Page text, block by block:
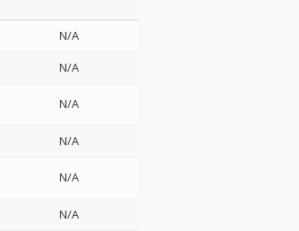
N/A
N/A
N/A
N/A
N/A
N/A